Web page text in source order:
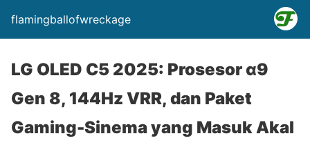
flamingballofwreckage
LG OLED C5 2025: Prosesor α9
Gen 8, 144Hz VRR, dan Paket
Gaming-Sinema yang Masuk Akal